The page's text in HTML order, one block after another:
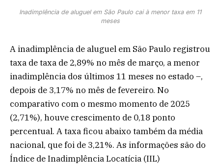
Inadimplência de aluguel em São Paulo cai à menor taxa em 11
meses
A inadimplência de aluguel em São Paulo registrou
taxa de taxa de 2,89% no mês de março, a menor
inadimplência dos últimos 11 meses no estado –,
depois de 3,17% no mês de fevereiro. No
comparativo com o mesmo momento de 2025
(2,71%), houve crescimento de 0,18 ponto
percentual. A taxa ficou abaixo também da média
nacional, que foi de 3,21%. As informações são do
Índice de Inadimplência Locatícia (IIL)